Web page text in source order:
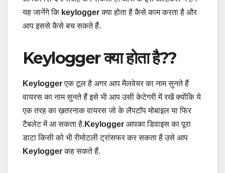
यह जानेंगे कि keyloggerक्या होता है कैसे काम करता है और
आप इससे कैसे बच सकते हैं.
Keylogger क्या होता है??
Keyloggerएक टूल है अगर आप मैलवेयर का नाम सुनते हैं
वायरस का नाम सुनते हैं इसे भी आप उसी केटेगरी में रखें क्योंकि ये
एक तरह का ख़तरनाक वायरस जो के लैपटॉप मोबाइल या फिर
टैबलेट में आ सकता है. Keylogger आपका डिवाइस का पूरा
डाटा किसी को भी रीमोटली ट्रांसफर कर सकता है उसे आप
Keyloggerकह सकते हैं.